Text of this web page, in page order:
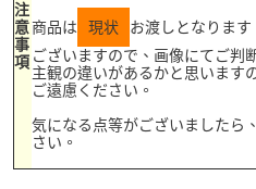
注
意
事
項
商品は 現状
お渡しとなりま
ございますので、画像にてご判
主観の違いがあるかと思います
ご遠慮ください。
気になる点等がございましたら
さい。